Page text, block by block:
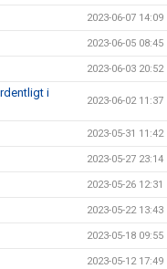
2023-06-07 14:09
2023-06-05 08:45
2023-06-03 20:52
i
2023-06-02 11:37
2023-05-31 11:42
2023-05-27 23:14
2023-05-26 12:31
2023-05-22 13:43
2023-05-18 09:55
2023-05-12 17:49